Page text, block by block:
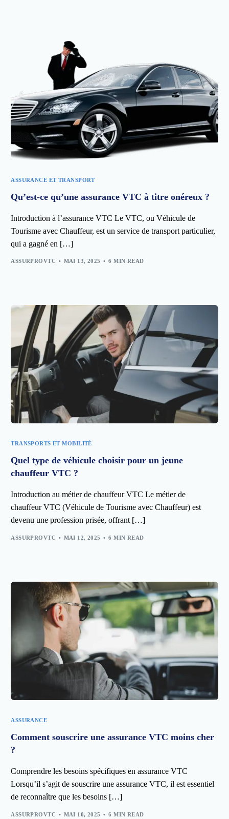
ASSURANCE ET TRANSPORT
Qu’est-ce qu’une assurance VTC à titre onéreux ?
Introduction à l’assurance VTC Le VTC, ou Véhicule de
Tourisme avec Chauffeur, est un service de transport particulier,
qui a gagné en […]
ASSURPROVTC MAI 13, 2025 6 MIN READ
TRANSPORTS ET MOBILITÉ
Quel type de véhicule choisir pour un jeune
chauffeur VTC ?
Introduction au métier de chauffeur VTC Le métier de
chauffeur VTC (Véhicule de Tourisme avec Chauffeur) est
devenu une profession prisée, offrant […]
ASSURPROVTC MAI 12, 2025 6 MIN READ
ASSURANCE
Comment souscrire une assurance VTC moins cher
?
Comprendre les besoins spécifiques en assurance VTC
Lorsqu’il s’agit de souscrire une assurance VTC, il est essentiel
de reconnaître que les besoins […]
ASSURPROVTC MAI 10, 2025 6 MIN READ